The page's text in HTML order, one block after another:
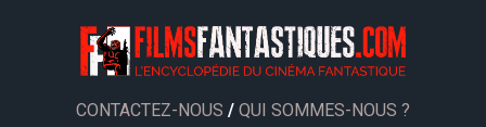
CONTACTEZ-NOUS / QUI SOMMES-NOUS ?